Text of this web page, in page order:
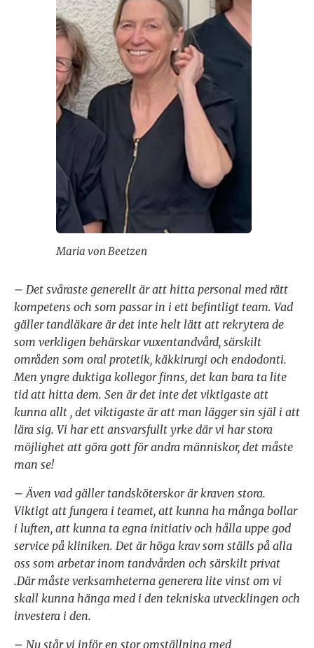
Maria von Beetzen
– Det svåraste generellt är att hitta personal med rätt
kompetens och som passar in i ett befintligt team. Vad
gäller tandläkare är det inte helt lätt att rekrytera de
som verkligen behärskar vuxentandvård, särskilt
områden som oral protetik, käkkirurgi och endodonti.
Men yngre duktiga kollegor finns, det kan bara ta lite
tid att hitta dem. Sen är det inte det viktigaste att
kunna allt , det viktigaste är att man lägger sin själ i att
lära sig. Vi har ett ansvarsfullt yrke där vi har stora
möjlighet att göra gott för andra människor, det måste
man se!
– Även vad gäller tandsköterskor är kraven stora.
Viktigt att fungera i teamet, att kunna ha många bollar
i luften, att kunna ta egna initiativ och hålla uppe god
service på kliniken. Det är höga krav som ställs på alla
oss som arbetar inom tandvården och särskilt privat
.Där måste verksamheterna generera lite vinst om vi
skall kunna hänga med i den tekniska utvecklingen och
investera i den.
– Nu står vi inför en stor omställning med